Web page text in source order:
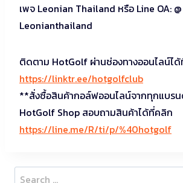
เพจ Leonian Thailand หรือ Line OA: @
Leonianthailand
ติดตาม HotGolf ผ่านช่องทางออนไลน์ไ
https://linktr.ee/hotgolfclub
**สั่งซื้อสินค้ากอล์ฟออนไลน์จากทุกแบร
HotGolf Shop สอบถามสินค้าได้ที่คลิก
https://line.me/R/ti/p/%40hotgolf
Search